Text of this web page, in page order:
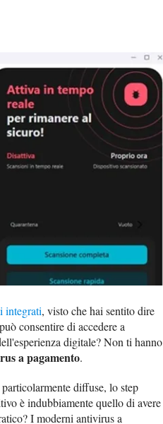
integrati, visto che hai sentito dire
può consentire di accedere a
digitale? Non ti hanno
a pagamento.
particolarmente diffuse, lo step
è indubbiamente quello di avere
I moderni antivirus a